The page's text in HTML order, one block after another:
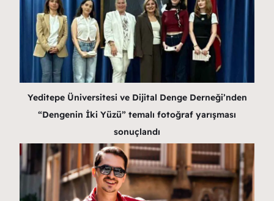
Yeditepe Üniversitesi ve Dijital Denge Derneği’nden
“Dengenin İki Yüzü” temalı fotoğraf yarışması
sonuçlandı